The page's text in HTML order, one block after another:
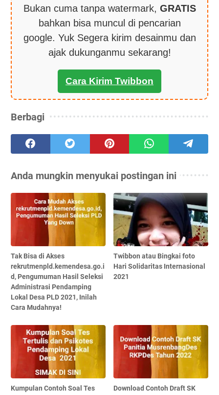
Bukan cuma tanpa watermark, GRATIS
bahkan bisa muncul di pencarian
google. Yuk Segera kirim desainmu dan
ajak dukunganmu sekarang!
Cara Kirim Twibbon
Berbagi
Anda mungkin menyukai postingan ini
Tak Bisa di Akses
rekrutmenpld.kemendesa.go.i
d, Pengumuman Hasil Seleksi
Administrasi Pendamping
Lokal Desa PLD 2021, Inilah
Cara Mudahnya!
Twibbon atau Bingkai foto
Hari Solidaritas Internasional
2021
Kumpulan Contoh Soal Tes
Download Contoh Draft SK